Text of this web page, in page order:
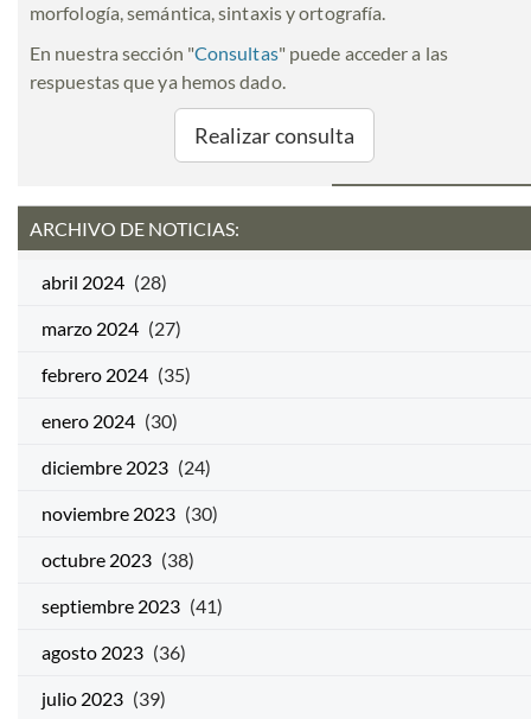
morfología, semántica, sintaxis y ortografía.
En nuestra sección "Consultas" puede acceder a las
respuestas que ya hemos dado.
Realizar consulta
ARCHIVO DE NOTICIAS:
abril 2024 (28)
marzo 2024 (27)
febrero 2024 (35)
enero 2024 (30)
diciembre 2023 (24)
noviembre 2023 (30)
octubre 2023 (38)
septiembre 2023 (41)
agosto 2023 (36)
julio 2023 (39)